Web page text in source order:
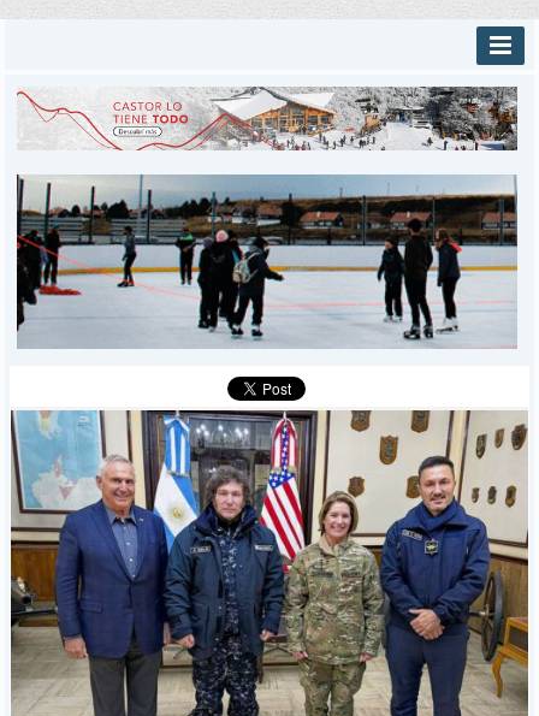
INICIO
PROVINCIALES
DEPORTES
POLICIALES
I-DIARIO
MÁS
BÚSQUEDA